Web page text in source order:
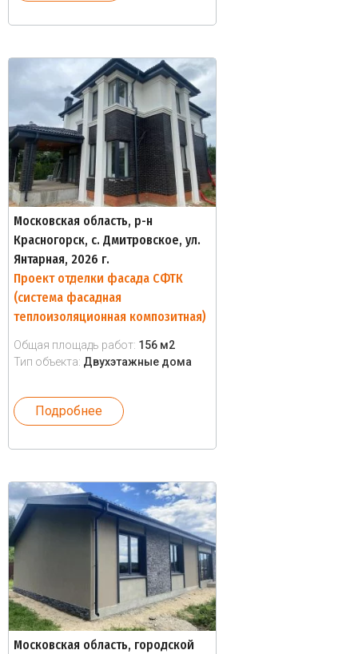
Московская область, р-н
Красногорск, с. Дмитровское, ул.
Янтарная, 2026 г.
Проект отделки фасада СФТК
(система фасадная
теплоизоляционная композитная)
Общая площадь работ: 156 м2
Тип объекта: Двухэтажные дома
Подробнее
Московская область, городской